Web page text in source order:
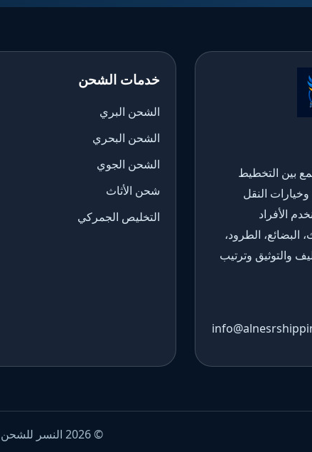
بين التخطيط
وخيارات النقل
الأفراد
الطرود،
والتوثيق وترتيب
خدمات الشحن
الشحن البري
الشحن البحري
الشحن الجوي
شحن الأثاث
التخليص الجمركي
© 2026 النسر للشحن الدولي. جميع الحقوق محفوظة.